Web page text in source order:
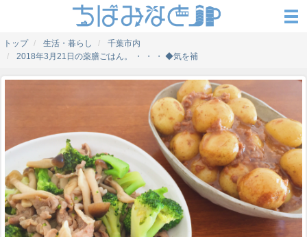
トップ 生活・暮らし
千葉市内
2018年3月21日の薬膳ごはん。 ・ ・ ・ ◆気を補